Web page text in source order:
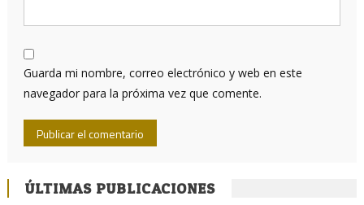
Guarda mi nombre, correo electrónico y web en este
navegador para la próxima vez que comente.
ÚLTIMAS PUBLICACIONES